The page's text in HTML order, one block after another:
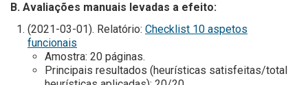
B. Avaliações manuais levadas a efeito:
(2021-03-01). Relatório: Checklist 10 aspetos
funcionais
Amostra: 20 páginas.
Principais resultados (heurísticas satisfeitas/total